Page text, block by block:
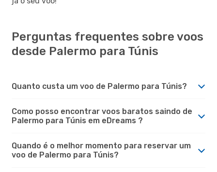
Perguntas frequentes sobre voos
desde Palermo para Túnis
Quanto custa um voo de Palermo para Túnis?
Como posso encontrar voos baratos saindo de
Palermo para Túnis em eDreams ?
Quando é o melhor momento para reservar um
voo de Palermo para Túnis?